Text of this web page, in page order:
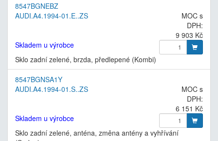
8547BGNEBZ
AUDI.A4.1994-01.E..ZS
MOC s
DPH:
9 903 Kč
Skladem u výrobce
Sklo zadní zelené, brzda, předlepené (Kombi)
8547BGNSA1Y
AUDI.A4.1994-01.S..ZS
MOC s
DPH:
6 151 Kč
Skladem u výrobce
Sklo zadní zelené, anténa, změna antény a vyhřívání